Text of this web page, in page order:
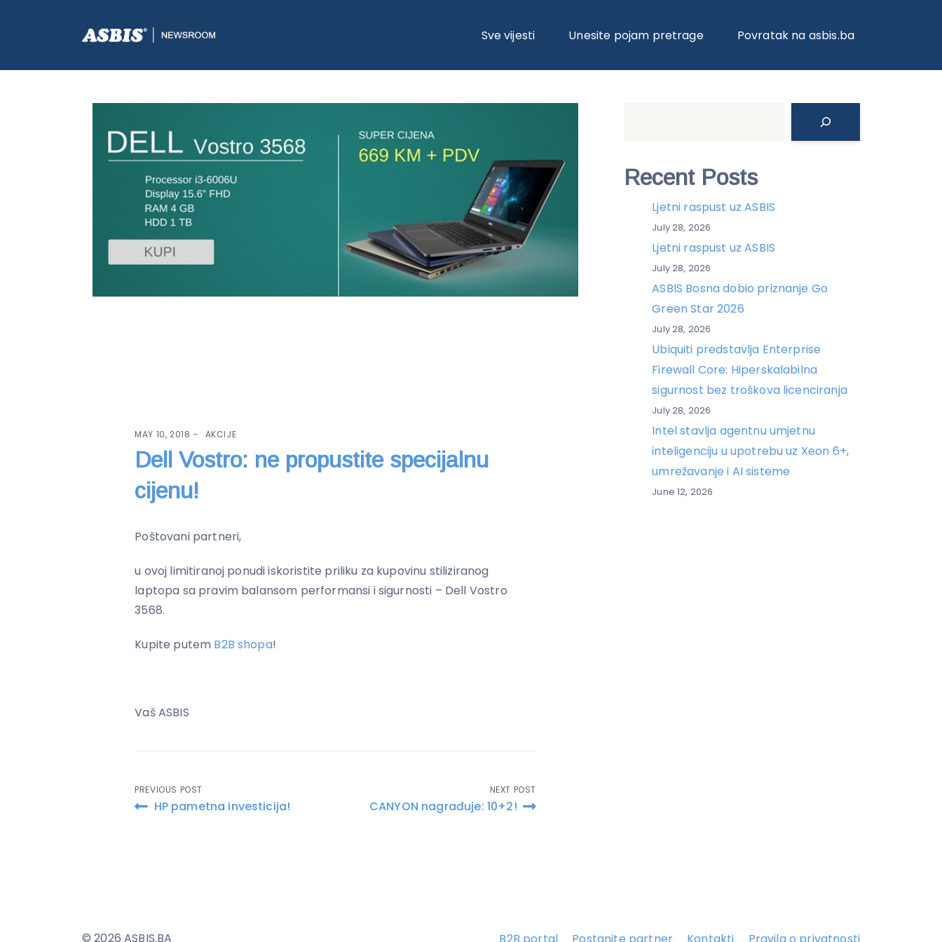
Sve vijesti Unesite pojam pretrage Povratak na asbis.ba
ASBIS.BA>AKCIJE> DELL VOSTRO: NE PROPUSTITE SPECIJALNU CIJENU!
MAY 10, 2018 AKCIJE
Dell Vostro: ne propustite specijalnu
cijenu!
Poštovani partneri,
u ovoj limitiranoj ponudi iskoristite priliku za kupovinu stiliziranog
laptopa sa pravim balansom performansi i sigurnosti – Dell Vostro
3568.
Kupite putem B2B shopa!
Vaš ASBIS
Post
PREVIOUS POST
HP pametna investicija!
NEXT POST
CANYON nagrađuje: 10+2!
Recent Posts
Ljetni raspust uz ASBIS
July 28, 2026
Ljetni raspust uz ASBIS
July 28, 2026
ASBIS Bosna dobio priznanje Go
Green Star 2026
July 28, 2026
Ubiquiti predstavlja Enterprise
Firewall Core: Hiperskalabilna
sigurnost bez troškova licenciranja
July 28, 2026
Intel stavlja agentnu umjetnu
inteligenciju u upotrebu uz Xeon 6+,
umrežavanje i AI sisteme
June 12, 2026
© 2026 ASBIS.BA